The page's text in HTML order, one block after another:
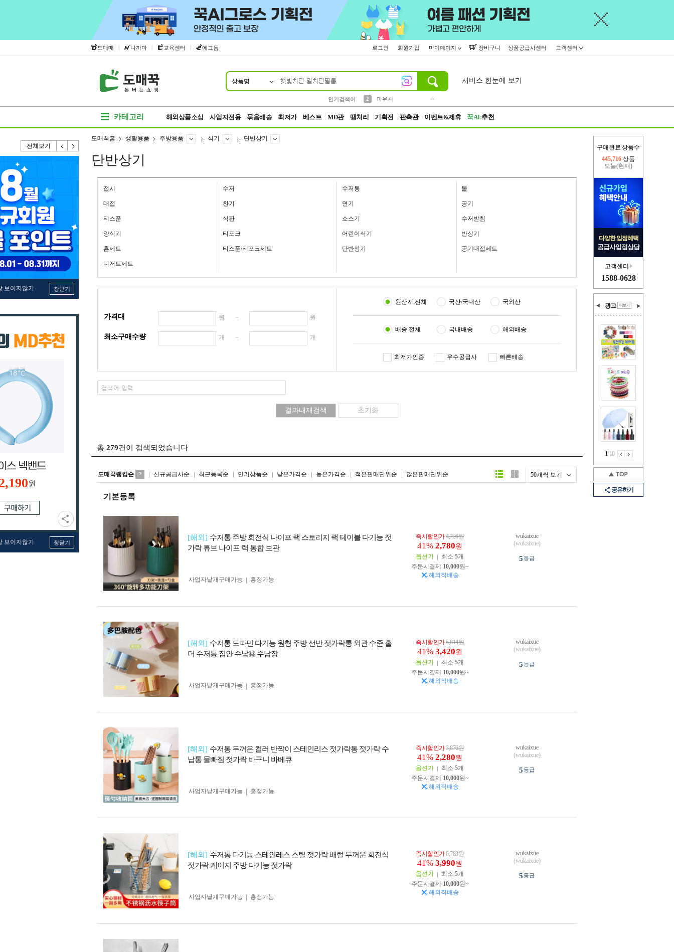
도매매 | 나까마 | 교육센터 | 에그돔 로그인 회원가입 마이페이지 장바구니 상품공급사센터 고객센터
상품명
인기검색어
2
파우치
서비스 한눈에 보기
카테고리 해외상품소싱 사업자전용 묶음배송 최저가 베스트 MD관 땡처리 기획전 판촉관 이벤트&제휴 꾹AI:추천
전체보기
보이지않기 창닫기
원
보이지않기 창닫기
구매완료 상품수
오늘(현재)
253,777상품
다양한 입점혜택
공급사입점상담
고객센터
1588-0628
광고
1/10
공유하기
도매꾹홈 생활용품 주방용품 식기 단반상기
단반상기
접시 수저 수저통 볼
대접 찬기 면기 공기
티스푼 식판 소스기 수저받침
양식기 티포크 어린이식기 반상기
홈세트 티스푼/티포크세트 단반상기 공기대접세트
디저트세트
가격대 원 ~ 원
최소구매수량 개 ~ 개
원산지 전체 국산/국내산 국외산
배송 전체 국내배송 해외배송
최저가인증 우수공급사 빠른배송
총 279건이 검색되었습니다
도매꾹랭킹순 신규공급사순 최근등록순 인기상품순 낮은가격순 높은가격순 적은판매단위순 많은판매단위순 50개씩 보기
리스트형갤러리형
기본등록
[해외] 수저통 주방 회전식 나이프 랙 스토리지 랙 테이블 다기능 젓
가락 튜브 나이프 랙 통합 보관
즉시할인가4,726원
41% 2,780원
옵션가 최소 5개
주문시결제 10,000원~
해외직배송
사업자 낱개구매가능 흥정가능
wukaixue
(wukaixue)
5등급
[해외] 수저통 도파민 다기능 원형 주방 선반 젓가락통 외관 수준 홀
더 수저통 집안 수납용 수납장
즉시할인가5,814원
41% 3,420원
옵션가 최소 5개
주문시결제 10,000원~
해외직배송
사업자 낱개구매가능 흥정가능
wukaixue
(wukaixue)
5등급
[해외] 수저통 두꺼운 컬러 반짝이 스테인리스 젓가락통 젓가락 수
납통 물빠짐 젓가락 바구니 바베큐
즉시할인가3,876원
41% 2,280원
옵션가 최소 5개
주문시결제 10,000원~
해외직배송
사업자 낱개구매가능 흥정가능
wukaixue
(wukaixue)
5등급
[해외] 수저통 다기능 스테인레스 스틸 젓가락 배럴 두꺼운 회전식
젓가락 케이지 주방 다기능 젓가락
즉시할인가6,783원
41% 3,990원
옵션가 최소 5개
주문시결제 10,000원~
해외직배송
사업자 낱개구매가능 흥정가능
wukaixue
(wukaixue)
5등급